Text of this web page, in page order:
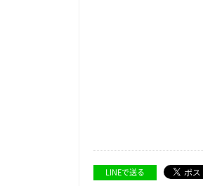
LINEで送る